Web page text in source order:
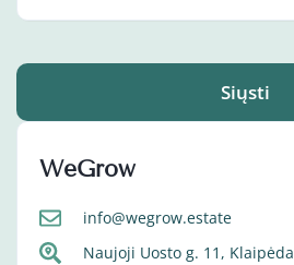
Siųsti
WeGrow
info@wegrow.estate
Naujoji Uosto g. 11, Klaipėda